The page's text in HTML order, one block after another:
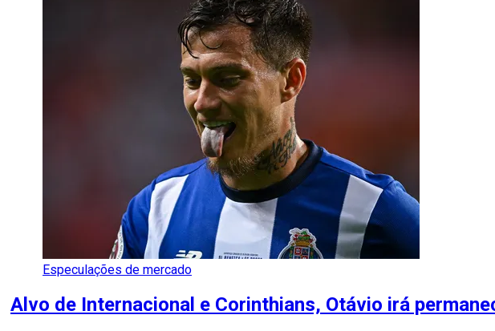
Especulações de mercado
Alvo de Internacional e Corinthians, Otávio irá